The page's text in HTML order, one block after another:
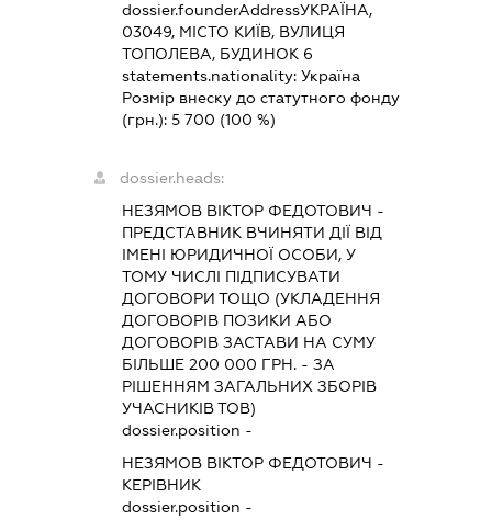
dossier.founderAddressУКРАЇНА,
03049, МІСТО КИЇВ, ВУЛИЦЯ
ТОПОЛЕВА, БУДИНОК 6
statements.nationality:Україна
Розмір внеску до статутного фонду
(грн.):5 700 (100 %)
dossier.heads:
НЕЗЯМОВ ВІКТОР ФЕДОТОВИЧ -
ПРЕДСТАВНИК ВЧИНЯТИ ДІЇ ВІД
ІМЕНІ ЮРИДИЧНОЇ ОСОБИ, У
ТОМУ ЧИСЛІ ПІДПИСУВАТИ
ДОГОВОРИ ТОЩО (УКЛАДЕННЯ
ДОГОВОРІВ ПОЗИКИ АБО
ДОГОВОРІВ ЗАСТАВИ НА СУМУ
БІЛЬШЕ 200 000 ГРН. - ЗА
РІШЕННЯМ ЗАГАЛЬНИХ ЗБОРІВ
УЧАСНИКІВ ТОВ)
dossier.position -
НЕЗЯМОВ ВІКТОР ФЕДОТОВИЧ -
КЕРІВНИК
dossier.position -